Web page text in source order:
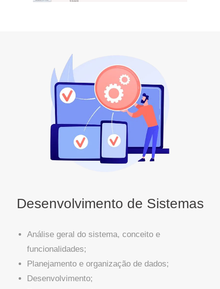
Desenvolvimento de Sistemas
Análise geral do sistema, conceito e
funcionalidades;
Planejamento e organização de dados;
Desenvolvimento;